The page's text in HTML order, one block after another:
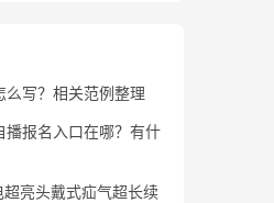
么写？相关范例整理
播报名入口在哪？有什
超亮头戴式疝气超长续